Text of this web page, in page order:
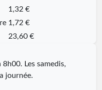
1,32 €
1,72 €
23,60 €
Les samedis,
journée.